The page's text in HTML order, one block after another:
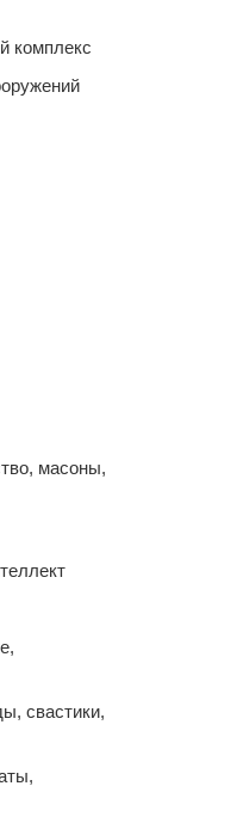
комплекс
масоны,
свастики,